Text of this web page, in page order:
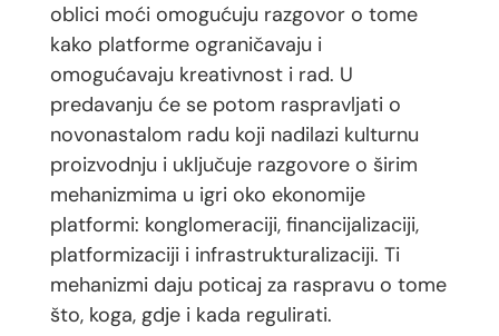
oblici moći omogućuju razgovor o tome
kako platforme ograničavaju i
omogućavaju kreativnost i rad. U
predavanju će se potom raspravljati o
novonastalom radu koji nadilazi kulturnu
proizvodnju i uključuje razgovore o širim
mehanizmima u igri oko ekonomije
platformi: konglomeraciji, financijalizaciji,
platformizaciji i infrastrukturalizaciji. Ti
mehanizmi daju poticaj za raspravu o tome
što, koga, gdje i kada regulirati.